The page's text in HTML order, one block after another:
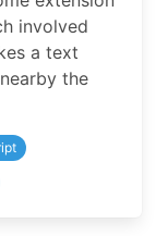
involved
a text
the